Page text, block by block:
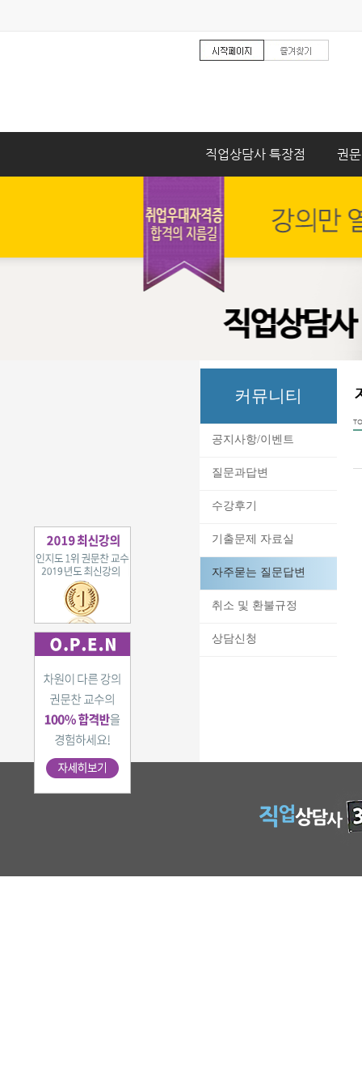
직업상담사 특장점 권
커뮤니티
공지사항/이벤트
질문과답변
수강후기
기출문제 자료실
자주묻는 질문답변
취소 및 환불규정
상담신청